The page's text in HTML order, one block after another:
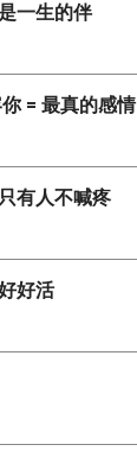
一生的伴
= 最真的感情
有人不喊疼
好活